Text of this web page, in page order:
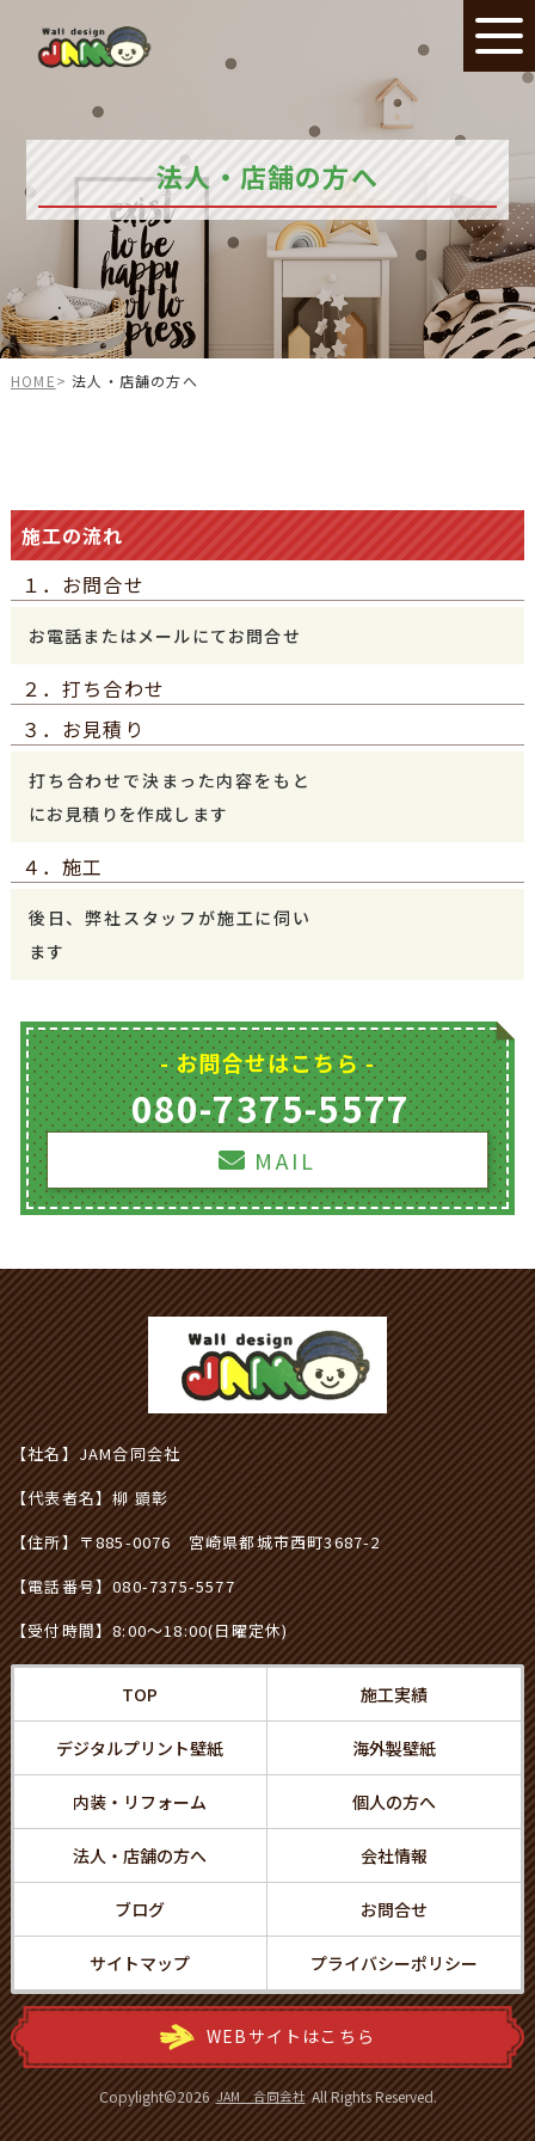
法人・店舗の方へ
HOME 法人・店舗の方へ
施工の流れ
１．お問合せ
お電話またはメールにてお問合せ
２．打ち合わせ
３．お見積り
打ち合わせで決まった内容をもと
にお見積りを作成します
４．施工
後日、弊社スタッフが施工に伺い
ます
- お問合せはこちら -
080-7375-5577
MAIL
【社名】JAM合同会社
【代表者名】柳 顕彰
【住所】〒885-0076 宮崎県都城市西町3687-2
【電話番号】080-7375-5577
【受付時間】8:00～18:00(日曜定休)
TOP 施工実績
デジタルプリント壁紙 海外製壁紙
内装・リフォーム 個人の方へ
法人・店舗の方へ 会社情報
ブログ お問合せ
サイトマップ プライバシーポリシー
WEBサイトはこちら
Copylight©2026 JAM 合同会社 All Rights Reserved.